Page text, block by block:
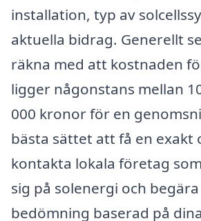
installation, typ av
aktuella bidrag. Generellt
räkna med att kostnaden
ligger någonstans mellan
000 kronor för en
bästa sättet att få en exakt
kontakta lokala företag
sig på solenergi och
bedömning baserad på